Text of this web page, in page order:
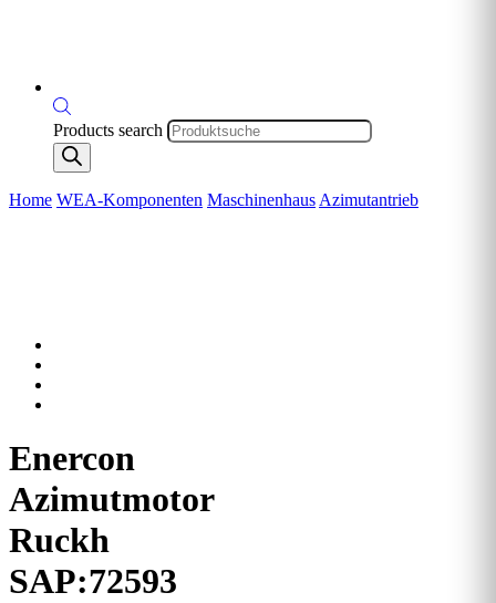
Products search
Home WEA-Komponenten Maschinenhaus Azimutantrieb
Enercon
Azimutmotor
Ruckh
SAP:72593